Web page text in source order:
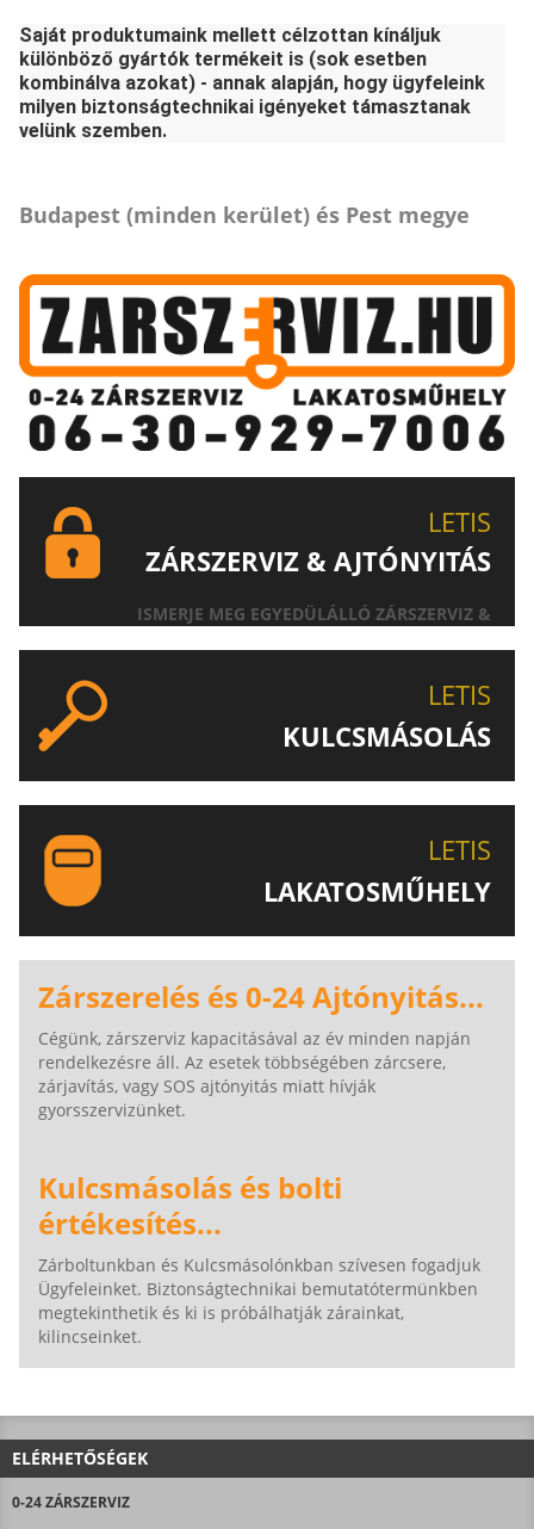
Saját produktumaink mellett célzottan kínáljuk
különböző gyártók termékeit is (sok esetben
kombinálva azokat) - annak alapján, hogy ügyfeleink
milyen biztonságtechnikai igényeket támasztanak
velünk szemben.
Budapest (minden kerület) és Pest megye
LETIS
ZÁRSZERVIZ & AJTÓNYITÁS
ISMERJE MEG EGYEDÜLÁLLÓ ZÁRSZERVIZ &
LETIS
KULCSMÁSOLÁS
LETIS
LAKATOSMŰHELY
Zárszerelés és 0-24 Ajtónyitás...
Cégünk, zárszerviz kapacitásával az év minden napján
rendelkezésre áll. Az esetek többségében zárcsere,
zárjavítás, vagy SOS ajtónyitás miatt hívják
gyorsszervizünket.
Kulcsmásolás és bolti
értékesítés...
Zárboltunkban és Kulcsmásolónkban szívesen fogadjuk
Ügyfeleinket. Biztonságtechnikai bemutatótermünkben
megtekinthetik és ki is próbálhatják zárainkat,
kilincseinket.
ELÉRHETŐSÉGEK
0-24 ZÁRSZERVIZ